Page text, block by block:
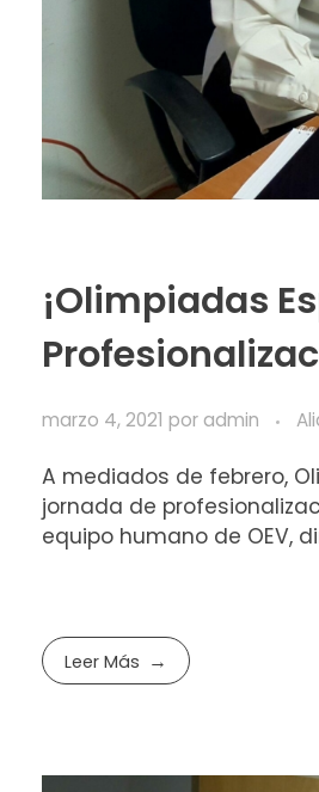
¡Olimpiadas
marzo 4, 2021 por admin
A mediados de febrero,
jornada de
equipo humano de OEV,
Leer Más